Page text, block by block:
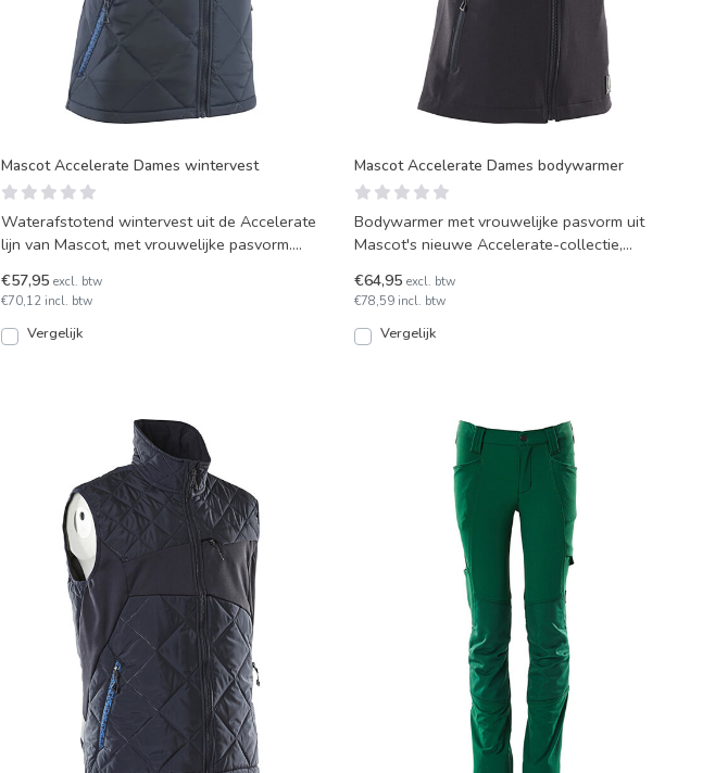
Mascot Accelerate Dames wintervest
Waterafstotend wintervest uit de Accelerate
lijn van Mascot, met vrouwelijke pasvorm.
€57,95 excl. btw
€70,12 incl. btw
Vergelijk
Mascot Accelerate Dames bodywarmer
Bodywarmer met vrouwelijke pasvorm uit
Mascot's nieuwe Accelerate-collectie,
€64,95 excl. btw
€78,59 incl. btw
Vergelijk